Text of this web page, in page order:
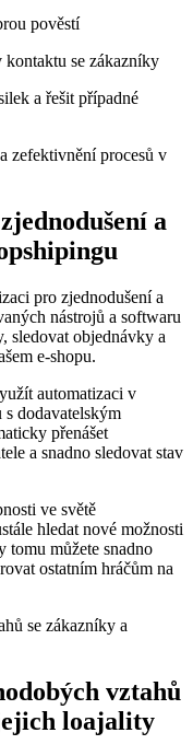
pověstí
se zákazníky
a řešit případné
a
pro zjednodušení a
nástrojů a softwaru
sledovat objednávky a
e-shopu.
automatizaci v
s dodavatelským
přenášet
a snadno sledovat stav
ve světě
hledat nové možnosti
tomu můžete snadno
ostatním hráčům na
vztahů
loajality